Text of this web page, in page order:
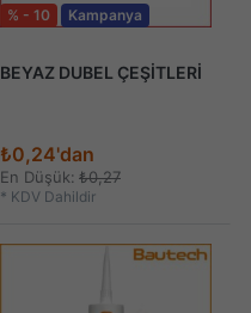
% - 10 Kampanya
BEYAZ DUBEL ÇEŞİTLERİ
₺0,24'dan
En Düşük: ₺0,27
* KDV Dahildir